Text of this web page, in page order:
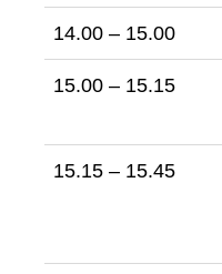
14.00 – 15.00
15.00 – 15.15
15.15 – 15.45